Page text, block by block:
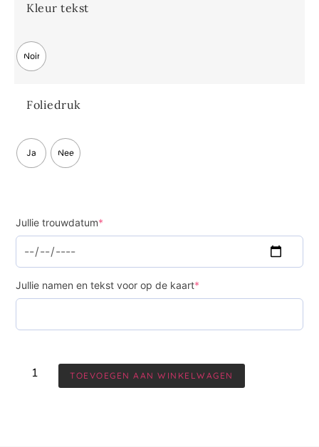
Kleur tekst
Noir
Foliedruk
Ja Nee
Jullie trouwdatum*
Jullie namen en tekst voor op de kaart*
TOEVOEGEN AAN WINKELWAGEN